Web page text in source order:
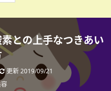
との上手なつきあい
更新 2019/09/21